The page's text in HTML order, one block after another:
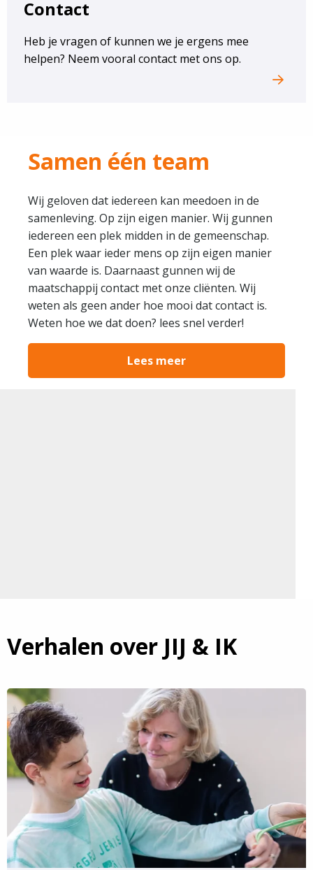
Contact
Heb je vragen of kunnen we je ergens mee
helpen? Neem vooral contact met ons op.
Samen één team
Wij geloven dat iedereen kan meedoen in de
samenleving. Op zijn eigen manier. Wij gunnen
iedereen een plek midden in de gemeenschap.
Een plek waar ieder mens op zijn eigen manier
van waarde is. Daarnaast gunnen wij de
maatschappij contact met onze cliënten. Wij
weten als geen ander hoe mooi dat contact is.
Weten hoe we dat doen? lees snel verder!
Lees meer
Verhalen over JIJ & IK
Lees
meer
over
Moeder
Christa:
"Jordi
heeft
zijn
draai
gevonden"